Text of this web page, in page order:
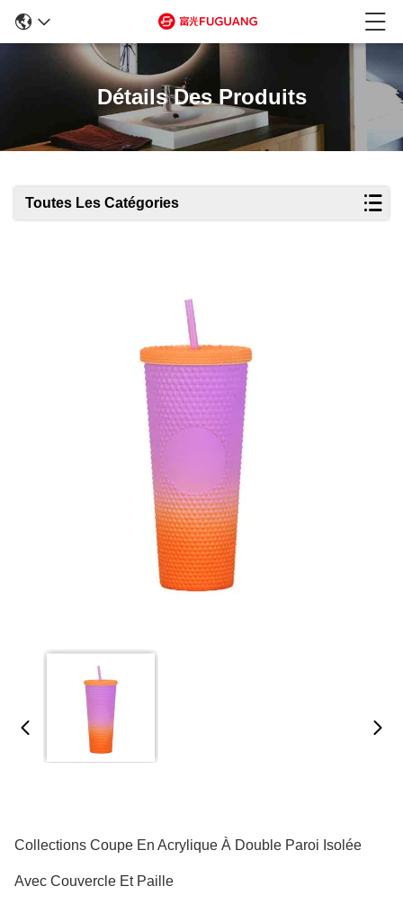
Détails Des Produits
Toutes Les Catégories
Collections Coupe En Acrylique À Double Paroi Isolée
Avec Couvercle Et Paille